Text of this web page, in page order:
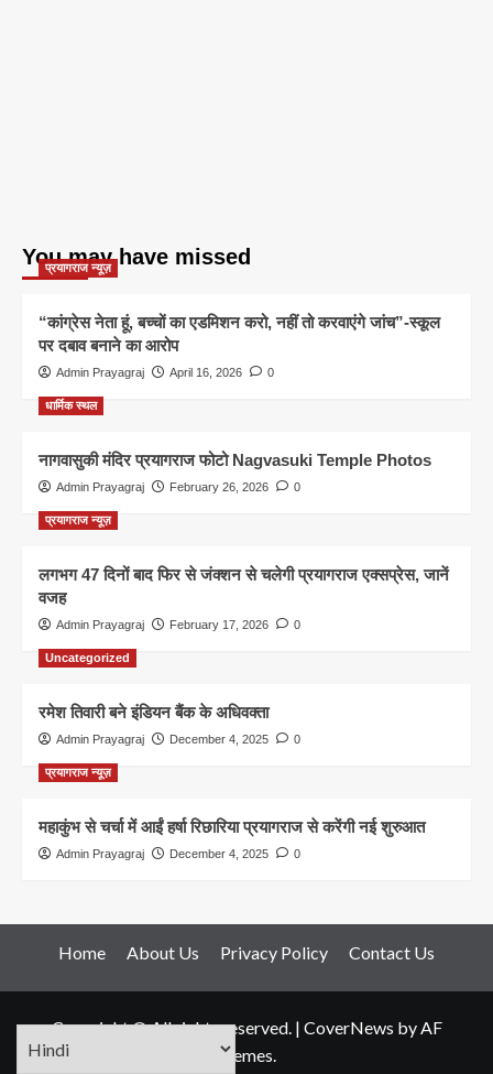
You may have missed
प्रयागराज न्यूज़
“कांग्रेस नेता हूं, बच्चों का एडमिशन करो, नहीं तो करवाएंगे जांच”-स्कूल
पर दबाव बनाने का आरोप
Admin Prayagraj April 16, 2026 0
धार्मिक स्थल
नागवासुकी मंदिर प्रयागराज फोटो Nagvasuki Temple Photos
Admin Prayagraj February 26, 2026 0
प्रयागराज न्यूज़
लगभग 47 दिनों बाद फिर से जंक्शन से चलेगी प्रयागराज एक्सप्रेस, जानें
वजह
Admin Prayagraj February 17, 2026 0
Uncategorized
रमेश तिवारी बने इंडियन बैंक के अधिवक्ता
Admin Prayagraj December 4, 2025 0
प्रयागराज न्यूज़
महाकुंभ से चर्चा में आईं हर्षा रिछारिया प्रयागराज से करेंगी नई शुरुआत
Admin Prayagraj December 4, 2025 0
Home About Us Privacy Policy Contact Us
Copyright © All rights reserved. | CoverNews by AF
themes.